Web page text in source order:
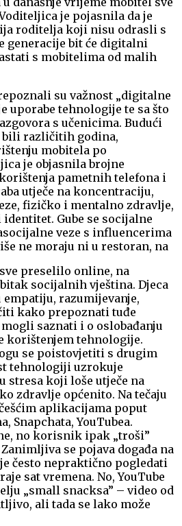
je pojasnila da je
roditelja koji nisu odrasli s
generacije bit će digitalni
s mobitelima od malih
su važnost „digitalne
uporabe tehnologije te sa što
s učenicima. Budući
bili različitih godina,
mobitela po
je objasnila brojne
pametnih telefona i
utječe na koncentraciju,
fizičko i mentalno zdravlje,
Gube se socijalne
veze s influencerima
ne moraju ni u restoran, na
preselilo online, na
socijalnih vještina. Djeca
razumijevanje,
kako prepoznati tuđe
saznati i o oslobađanju
korištenjem tehnologije.
se poistovjetiti s drugim
tehnologiji uzrokuje
koji loše utječe na
zdravlje općenito. Na tečaju
aplikacijama poput
Snapchata, YouTubea.
no korisnik ipak „troši”
se pojava događa na
često nepraktično pogledati
sat vremena. No, YouTube
„small snacksa” – video od
ali tada se lako može